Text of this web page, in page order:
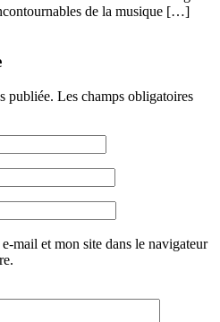
de la musique […]
publiée. Les champs obligatoires
mail et mon site dans le navigateur